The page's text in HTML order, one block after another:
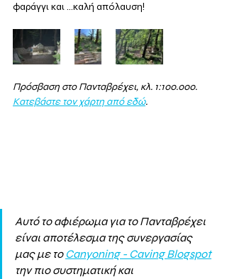
φαράγγι και ...καλή απόλαυση!
Πρόσβαση στο Πανταβρέχει, κλ. 1:100.000.
Κατεβάστε τον χάρτη από εδώ.
Αυτό το αφιέρωμα για το Πανταβρέχει
είναι αποτέλεσμα της συνεργασίας
μας με το Canyoning - Caving Blogspot
την πιο συστηματική και